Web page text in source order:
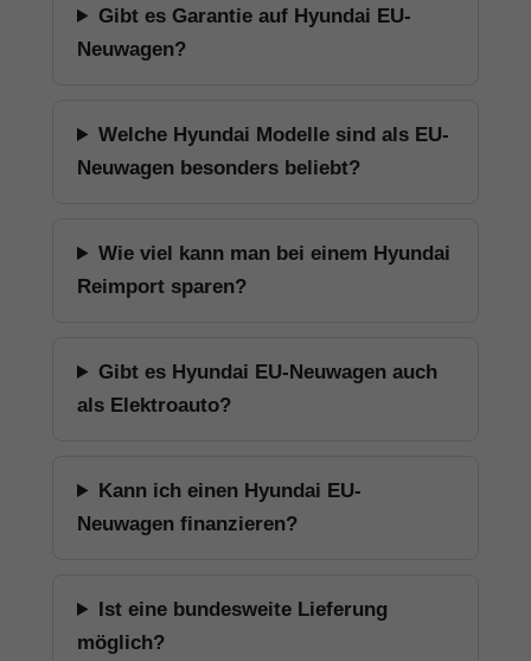
Gibt es Garantie auf Hyundai EU-
Neuwagen?
Welche Hyundai Modelle sind als EU-
Neuwagen besonders beliebt?
Wie viel kann man bei einem Hyundai
Reimport sparen?
Gibt es Hyundai EU-Neuwagen auch
als Elektroauto?
Kann ich einen Hyundai EU-
Neuwagen finanzieren?
Ist eine bundesweite Lieferung
möglich?